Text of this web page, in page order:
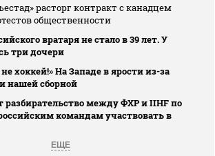
расторг контракт с канадцем
общественности
вратаря не стало в 39 лет. У
три дочери
хоккей!» На Западе в ярости из-за
нашей сборной
разбирательство между ФХР и IIHF по
командам участвовать в
ЕЩЕ